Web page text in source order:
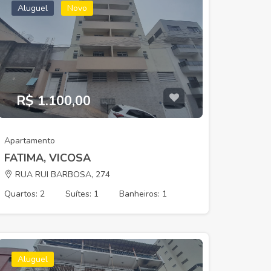
Aluguel
Aluguel Novo
R$ 1.100,00
Apartamento
FATIMA, VICOSA
RUA RUI BARBOSA, 274
Quartos: 2
Suítes: 1 Banheiros: 1
Aluguel